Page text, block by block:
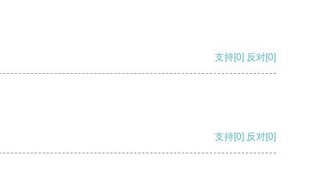
支持[0] 反对[0]
支持[0] 反对[0]